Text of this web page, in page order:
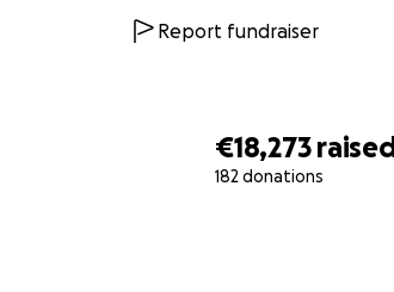
€18,273 raised
182 donations
Report fundraiser